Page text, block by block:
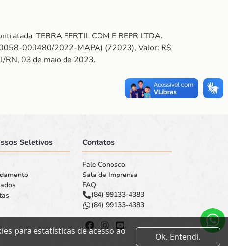
TERRA FERTIL COM E REPR LTDA.
000480/2022-MAPA) (72023), Valor: R$
RN, 03 de maio de 2023.
Seletivos Contatos
Fale Conosco
Sala de Imprensa
FAQ
(84) 99133-4383
(84) 99133-4383
para estatísticas de acesso ao
Ok. Entendi.